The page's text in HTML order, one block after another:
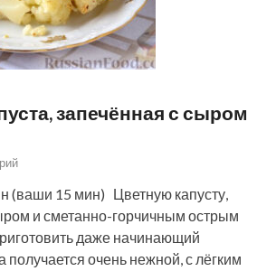
запечённая с сыром
(ваши 15 мин) Цветную капусту,
и сметанно-горчичным острым
даже начинающий
получается очень нежной, с лёгким